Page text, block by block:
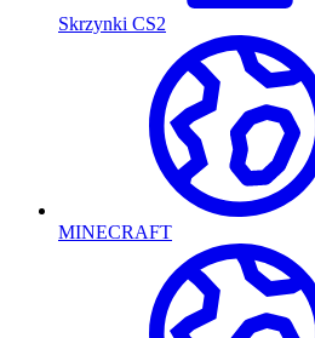
Skrzynki CS2
MINECRAFT